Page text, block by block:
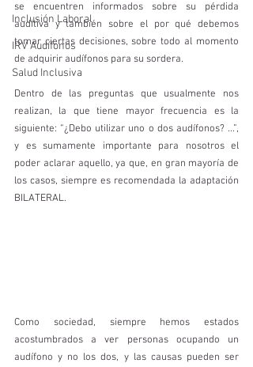
Inclusión Laboral
IRV Audífonos
Salud Inclusiva
se encuentren informados sobre su pérdida
auditiva y también sobre el por qué debemos
tomar ciertas decisiones, sobre todo al momento
de adquirir audífonos para su sordera.
Dentro de las preguntas que usualmente nos
realizan, la que tiene mayor frecuencia es la
siguiente: “¿Debo utilizar uno o dos audífonos? ...”,
y es sumamente importante para nosotros el
poder aclarar aquello, ya que, en gran mayoría de
los casos, siempre es recomendada la adaptación
BILATERAL.
Como sociedad, siempre hemos estados
acostumbrados a ver personas ocupando un
audífono y no los dos, y las causas pueden ser